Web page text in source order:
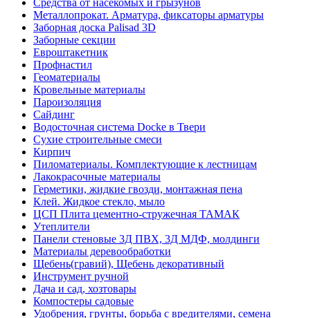
Средства от насекомых и грызунов
Металлопрокат. Арматура, фиксаторы арматуры
Заборная доска Palisad 3D
Заборные секции
Евроштакетник
Профнастил
Геоматериалы
Кровельные материалы
Пароизоляция
Сайдинг
Водосточная система Docke в Твери
Сухие строительные смеси
Кирпич
Пиломатериалы. Комплектующие к лестницам
Лакокрасочные материалы
Герметики, жидкие гвозди, монтажная пена
Клей. Жидкое стекло, мыло
ЦСП Плита цементно-стружечная ТАМАК
Утеплители
Панели стеновые 3Д ПВХ, 3Д МДФ, молдинги
Материалы деревообработки
Щебень(гравий), Щебень декоративный
Инструмент ручной
Дача и сад, хозтовары
Компостеры садовые
Удобрения, грунты, борьба с вредителями, семена